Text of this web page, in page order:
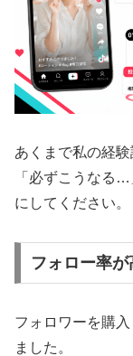
あくまで私の経験
「必ずこうなる
にしてください。
フォロー率
フォロワーを購
ました。